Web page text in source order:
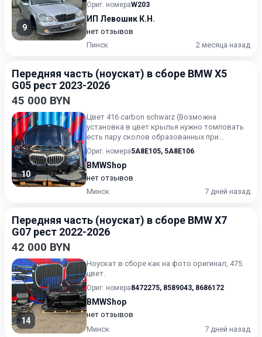
9
Ориг. номераW203
ИП Левошик К.Н.
нет отзывов
Пинск
2 месяца назад
Передняя часть (ноускат) в сборе BMW X5
G05 рест 2023-2026
45 000 BYN
10
Цвет 416 carbon schwarz (Возможна
установка в цвет крылья нужно томповать
есть пару сколов образованных при
доставке). 40i европа (левый рул...
Ориг. номера5A8E105, 5A8E106
BMWShop
нет отзывов
Минск
7 дней назад
Передняя часть (ноускат) в сборе BMW X7
G07 рест 2022-2026
42 000 BYN
14
Ноускат в сборе как на фото оригинал, 475
цвет.
Ориг. номера8472275, 8589043, 8686172
BMWShop
нет отзывов
Минск
7 дней назад